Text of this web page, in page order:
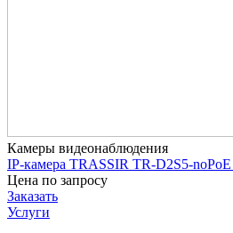
Камеры видеонаблюдения
IP-камера TRASSIR TR-D2S5-
Цена по запросу
Заказать
Услуги